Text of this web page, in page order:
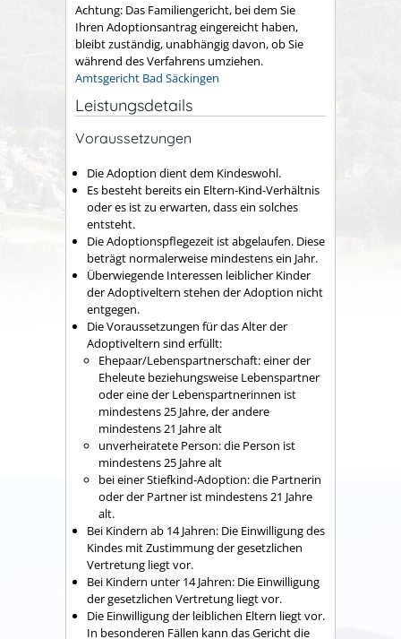
Achtung: Das Familiengericht, bei dem Sie
Ihren Adoptionsantrag eingereicht haben,
bleibt zuständig, unabhängig davon, ob Sie
während des Verfahrens umziehen.
Amtsgericht Bad Säckingen
Leistungsdetails
Voraussetzungen
Die Adoption dient dem Kindeswohl.
Es besteht bereits ein Eltern-Kind-Verhältnis
oder es ist zu erwarten, dass ein solches
entsteht.
Die Adoptionspflegezeit ist abgelaufen. Diese
beträgt normalerweise mindestens ein Jahr.
Überwiegende Interessen leiblicher Kinder
der Adoptiveltern stehen der Adoption nicht
entgegen.
Die Voraussetzungen für das Alter der
Adoptiveltern sind erfüllt:
Ehepaar/Lebenspartnerschaft: einer der
Eheleute beziehungsweise Lebenspartner
oder eine der Lebenspartnerinnen ist
mindestens 25 Jahre, der andere
mindestens 21 Jahre alt
unverheiratete Person: die Person ist
mindestens 25 Jahre alt
bei einer Stiefkind-Adoption: die Partnerin
oder der Partner ist mindestens 21 Jahre
alt.
Bei Kindern ab 14 Jahren: Die Einwilligung des
Kindes mit Zustimmung der gesetzlichen
Vertretung liegt vor.
Bei Kindern unter 14 Jahren: Die Einwilligung
der gesetzlichen Vertretung liegt vor.
Die Einwilligung der leiblichen Eltern liegt vor.
In besonderen Fällen kann das Gericht die